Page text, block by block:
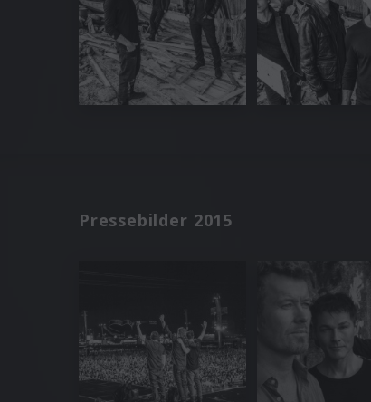
Pressebilder 2015